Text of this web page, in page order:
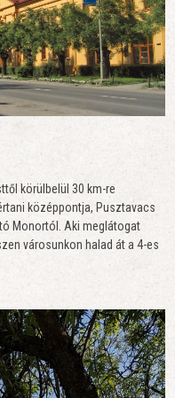
körülbelül 30 km-re
középpontja, Pusztavacs
Monortól. Aki meglátogat
városunkon halad át a 4-es